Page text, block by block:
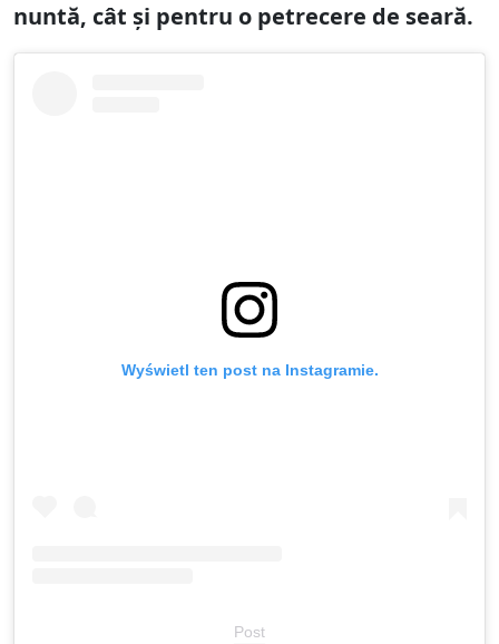
nuntă, cât și pentru o petrecere de seară.
Wyświetl ten post na Instagramie.
Post